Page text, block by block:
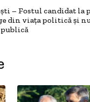
– Fostul candidat la
din viața politică și